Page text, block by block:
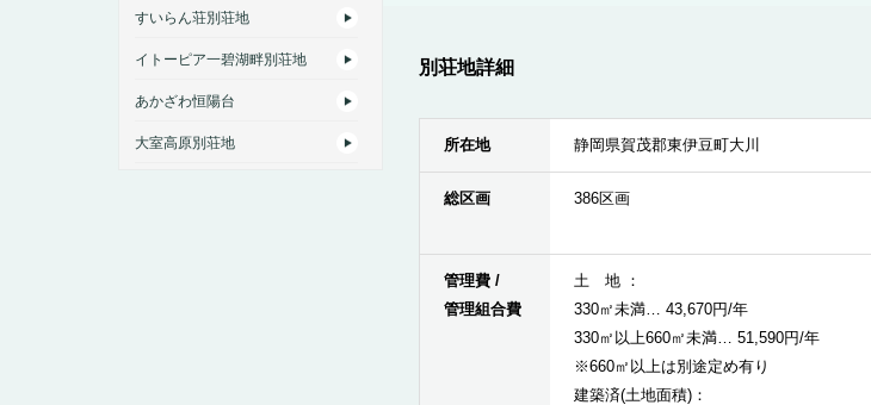
すいらん荘別荘地
イトーピア一碧湖畔別荘地
あかざわ恒陽台
大室高原別荘地
別荘地詳細
所在地 静岡県賀茂郡東伊豆町大川
総区画 386区画
管理費 /
管理組合費
土 地 ：
330㎡未満… 43,670円/年
330㎡以上660㎡未満… 51,590円/年
※660㎡以上は別途定め有り
建築済(土地面積)：